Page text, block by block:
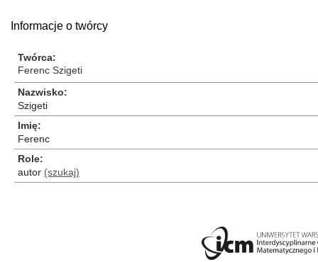
Informacje o twórcy
Twórca
Ferenc Szigeti
Nazwisko
Szigeti
Imię
Ferenc
Role
autor (szukaj)